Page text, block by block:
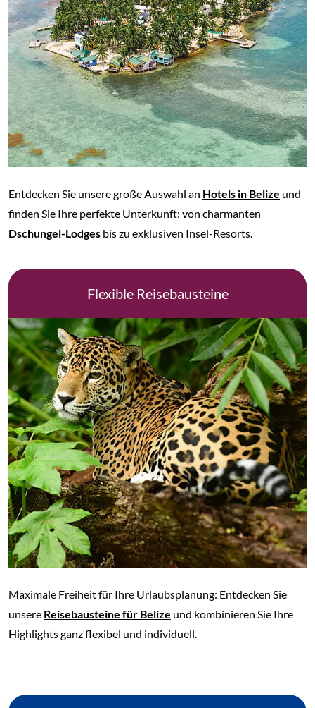
Entdecken Sie unsere große Auswahl an Hotels in Belize und
finden Sie Ihre perfekte Unterkunft: von charmanten
Dschungel-Lodges bis zu exklusiven Insel-Resorts.
Flexible Reisebausteine
Maximale Freiheit für Ihre Urlaubsplanung: Entdecken Sie
unsere Reisebausteine für Belize und kombinieren Sie Ihre
Highlights ganz flexibel und individuell.